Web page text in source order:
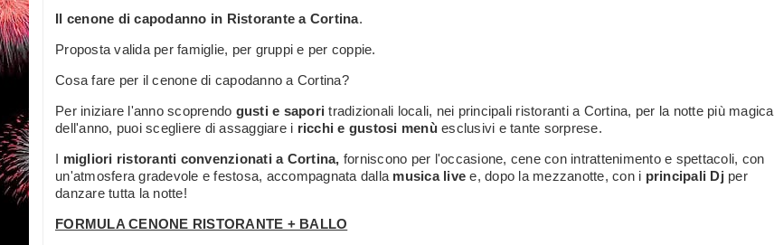
Il cenone di capodanno in Ristorante a Cortina.
Proposta valida per famiglie, per gruppi e per coppie.
Cosa fare per il cenone di capodanno a Cortina?
Per iniziare l'anno scoprendo gusti e sapori tradizionali locali, nei principali ristoranti a Cortina, per la notte più magica
dell'anno, puoi scegliere di assaggiare i ricchi e gustosi menùesclusivi e tante sorprese.
I migliori ristoranti convenzionati a Cortina, forniscono per l'occasione, cene con intrattenimento e spettacoli, con
un'atmosfera gradevole e festosa, accompagnata dalla musica live e, dopo la mezzanotte, con i principali Dj per
danzare tutta la notte!
FORMULA CENONE RISTORANTE + BALLO